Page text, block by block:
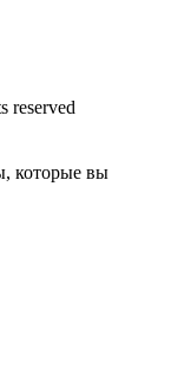
reserved
которые вы